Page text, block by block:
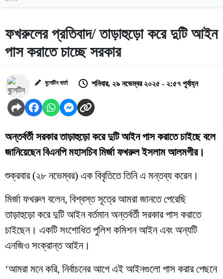
ফখরুলের প্রতিবাদ/ তাড়াহুড়ো করে দুটি আইন
পাস করাতে চাচ্ছে সরকার
বুলেটিন বার্তা শনিবার, ২৯ নভেম্বর ২০২৫ - ২:৫৭ পূর্বাহ্ন
অন্তর্বর্তী সরকার তাড়াহুড়ো করে দুটি আইন পাস করাতে চাইছে বলে
জানিয়েছেন বিএনপি মহাসচিব মির্জা ফখরুল ইসলাম আলমগীর।
শুক্রবার (২৮ নভেম্বর) এক বিবৃতিতে তিনি এ মন্তব্য করেন।
মির্জা ফখরুল বলেন, বিশ্বস্ত সূত্রে আমরা জানতে পেরেছি
তাড়াহুড়ো করে দুটি আইন বর্তমান অন্তর্বর্তী সরকার পাস করাতে
চাইছেন। একটি সংশোধিত পুলিশ কমিশন আইন এবং অন্যটি
এনজিও সংক্রান্ত আইন।
‘আমরা মনে করি, নির্বাচনের আগে এই আইনগুলো পাস করার পেছনে